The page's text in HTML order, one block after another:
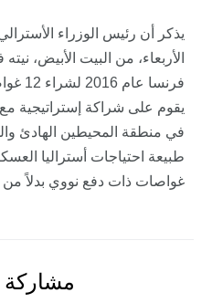
يذكر أن رئيس الوزراء
الأربعاء، من البيت الأبيض،
فرنسا
يقوم على شراكة إستراتيجية مع
في منطقة المحيطين الهادئ
طبيعة احتياجات أستراليا
غواصات ذات دفع نووي بدلاً من
مشاركة